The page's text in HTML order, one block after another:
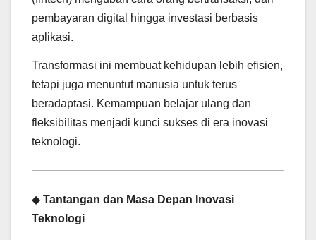
pembayaran digital hingga investasi berbasis
aplikasi.
Transformasi ini membuat kehidupan lebih efisien,
tetapi juga menuntut manusia untuk terus
beradaptasi. Kemampuan belajar ulang dan
fleksibilitas menjadi kunci sukses di era inovasi
teknologi.
◆ Tantangan dan Masa Depan Inovasi
Teknologi